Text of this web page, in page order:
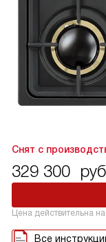
Снят с
329 300
Цена действительна
Все